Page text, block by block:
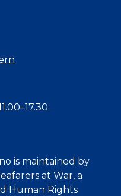
is maintained by
at War, a
Human Rights